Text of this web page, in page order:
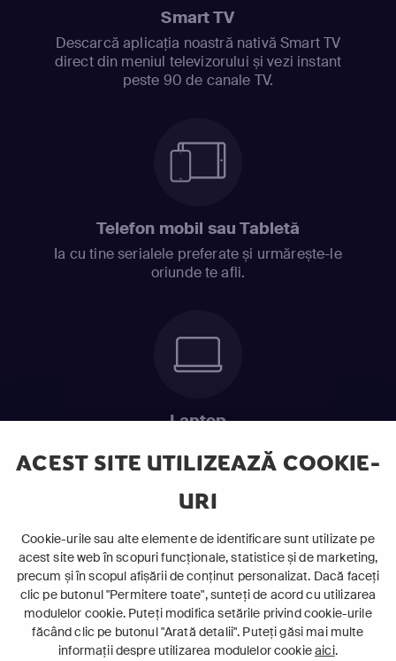
ACEST SITE UTILIZEAZĂ COOKIE-
URI
Cookie-urile sau alte elemente de identificare sunt utilizate pe
acest site web în scopuri funcționale, statistice și de marketing,
precum și în scopul afișării de conținut personalizat. Dacă faceți
clic pe butonul "Permitere toate", sunteți de acord cu utilizarea
modulelor cookie. Puteți modifica setările privind cookie-urile
făcând clic pe butonul "Arată detalii". Puteți găsi mai multe
informații despre utilizarea modulelor cookieaici.
Smart TV
Descarcă aplicația noastră nativă Smart TV
direct din meniul televizorului și vezi instant
peste 90 de canale TV.
Telefon mobil sau Tabletă
Ia cu tine serialele preferate și urmărește-le
oriunde te afli.
Laptop
ABONEAZĂ-TE ACUM
Cerințe de sistem